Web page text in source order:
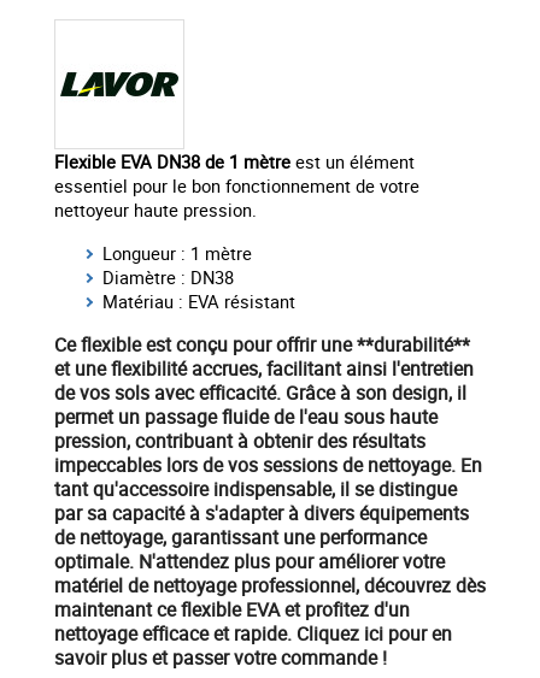
Flexible EVA DN38 de 1 mètre est un élément
essentiel pour le bon fonctionnement de votre
nettoyeur haute pression.
Longueur : 1 mètre
Diamètre : DN38
Matériau : EVA résistant
Ce flexible est conçu pour offrir une **durabilité**
et une flexibilité accrues, facilitant ainsi l'entretien
de vos sols avec efficacité. Grâce à son design, il
permet un passage fluide de l'eau sous haute
pression, contribuant à obtenir des résultats
impeccables lors de vos sessions de nettoyage. En
tant qu'accessoire indispensable, il se distingue
par sa capacité à s'adapter à divers équipements
de nettoyage, garantissant une performance
optimale. N'attendez plus pour améliorer votre
matérielde nettoyage professionnel, découvrez dès
maintenant ce flexible EVA et profitez d'un
nettoyage efficace et rapide. Cliquez ici pour en
savoir plus et passer votre commande !